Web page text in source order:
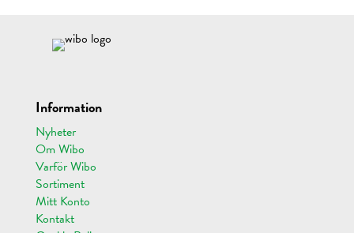
Information
Nyheter
Om Wibo
Varför Wibo
Sortiment
Mitt Konto
Kontakt